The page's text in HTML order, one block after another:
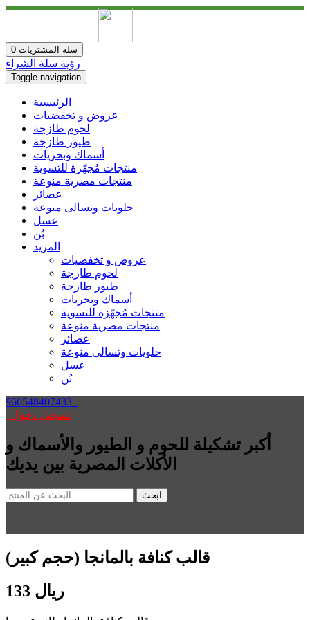
0 سلة المشتريات
رؤية سلة الشراء
Toggle navigation
الرئيسية
عروض و تخفضيات
لحوم طازجة
طيور طازجة
أسماك وبحريات
منتجات مُجهّزة للتسوية
منتجات مصرية منوعة
عصائر
حلويات وتسالى منوعة
عسل
بُن
المزيد
عروض و تخفضيات
لحوم طازجة
طيور طازجة
أسماك وبحريات
منتجات مُجهّزة للتسوية
منتجات مصرية منوعة
عصائر
حلويات وتسالى منوعة
عسل
بُن
966548407433
تسجيل دخول
أكبر تشكيلة للحوم و الطيور والأسماك و
الأكلات المصرية بين يديك
ابحث
قالب كنافة بالمانجا (حجم كبير)
133 ريال